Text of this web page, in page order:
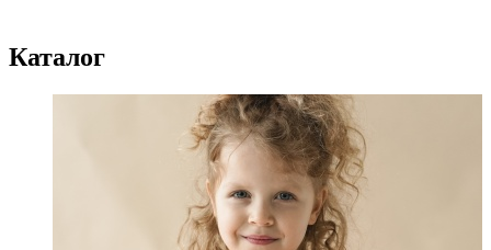
Каталог